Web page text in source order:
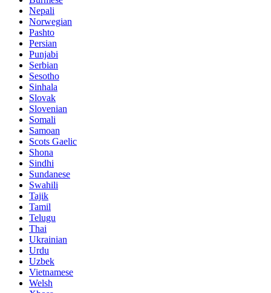
Nepali
Norwegian
Pashto
Persian
Punjabi
Serbian
Sesotho
Sinhala
Slovak
Slovenian
Somali
Samoan
Scots Gaelic
Shona
Sindhi
Sundanese
Swahili
Tajik
Tamil
Telugu
Thai
Ukrainian
Urdu
Uzbek
Vietnamese
Welsh